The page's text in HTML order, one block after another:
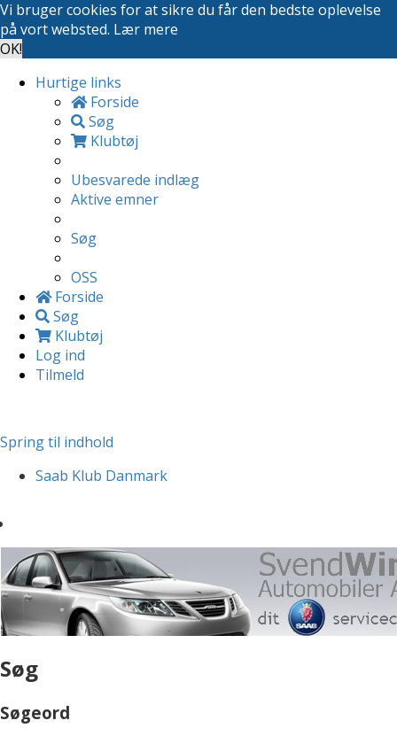
Vi bruger cookies for at sikre du får den bedste oplevelse
på vort websted. Lær mere
OK!
Hurtige links
Forside
Søg
Klubtøj
Ubesvarede indlæg
Aktive emner
Søg
OSS
Forside
Søg
Klubtøj
Log ind
Tilmeld
Spring til indhold
Saab Klub Danmark
Søg
Søgeord